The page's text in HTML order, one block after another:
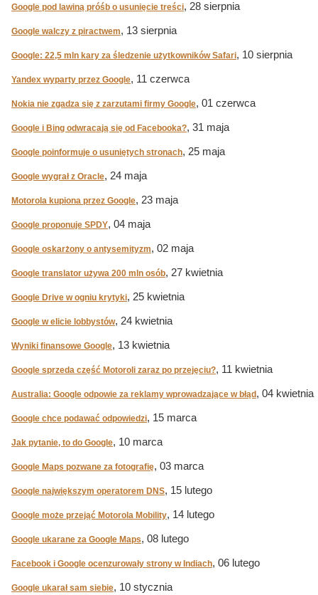
Google pod lawiną próśb o usunięcie treści, 28 sierpnia
Google walczy z piractwem, 13 sierpnia
Google: 22,5 mln kary za śledzenie użytkowników Safari, 10 sierpnia
Yandex wyparty przez Google, 11 czerwca
Nokia nie zgadza się z zarzutami firmy Google, 01 czerwca
Google i Bing odwracają się od Facebooka?, 31 maja
Google poinformuje o usuniętych stronach, 25 maja
Google wygrał z Oracle, 24 maja
Motorola kupiona przez Google, 23 maja
Google proponuje SPDY, 04 maja
Google oskarżony o antysemityzm, 02 maja
Google translator używa 200 mln osób, 27 kwietnia
Google Drive w ogniu krytyki, 25 kwietnia
Google w elicie lobbystów, 24 kwietnia
Wyniki finansowe Google, 13 kwietnia
Google sprzeda część Motoroli zaraz po przejęciu?, 11 kwietnia
Australia: Google odpowie za reklamy wprowadzające w błąd , 04 kwietnia
Google chce podawać odpowiedzi, 15 marca
Jak pytanie, to do Google, 10 marca
Google Maps pozwane za fotografię, 03 marca
Google największym operatorem DNS, 15 lutego
Google może przejąć Motorola Mobility, 14 lutego
Google ukarane za Google Maps, 08 lutego
Facebook i Google ocenzurowały strony w Indiach, 06 lutego
Google ukarał sam siebie, 10 stycznia